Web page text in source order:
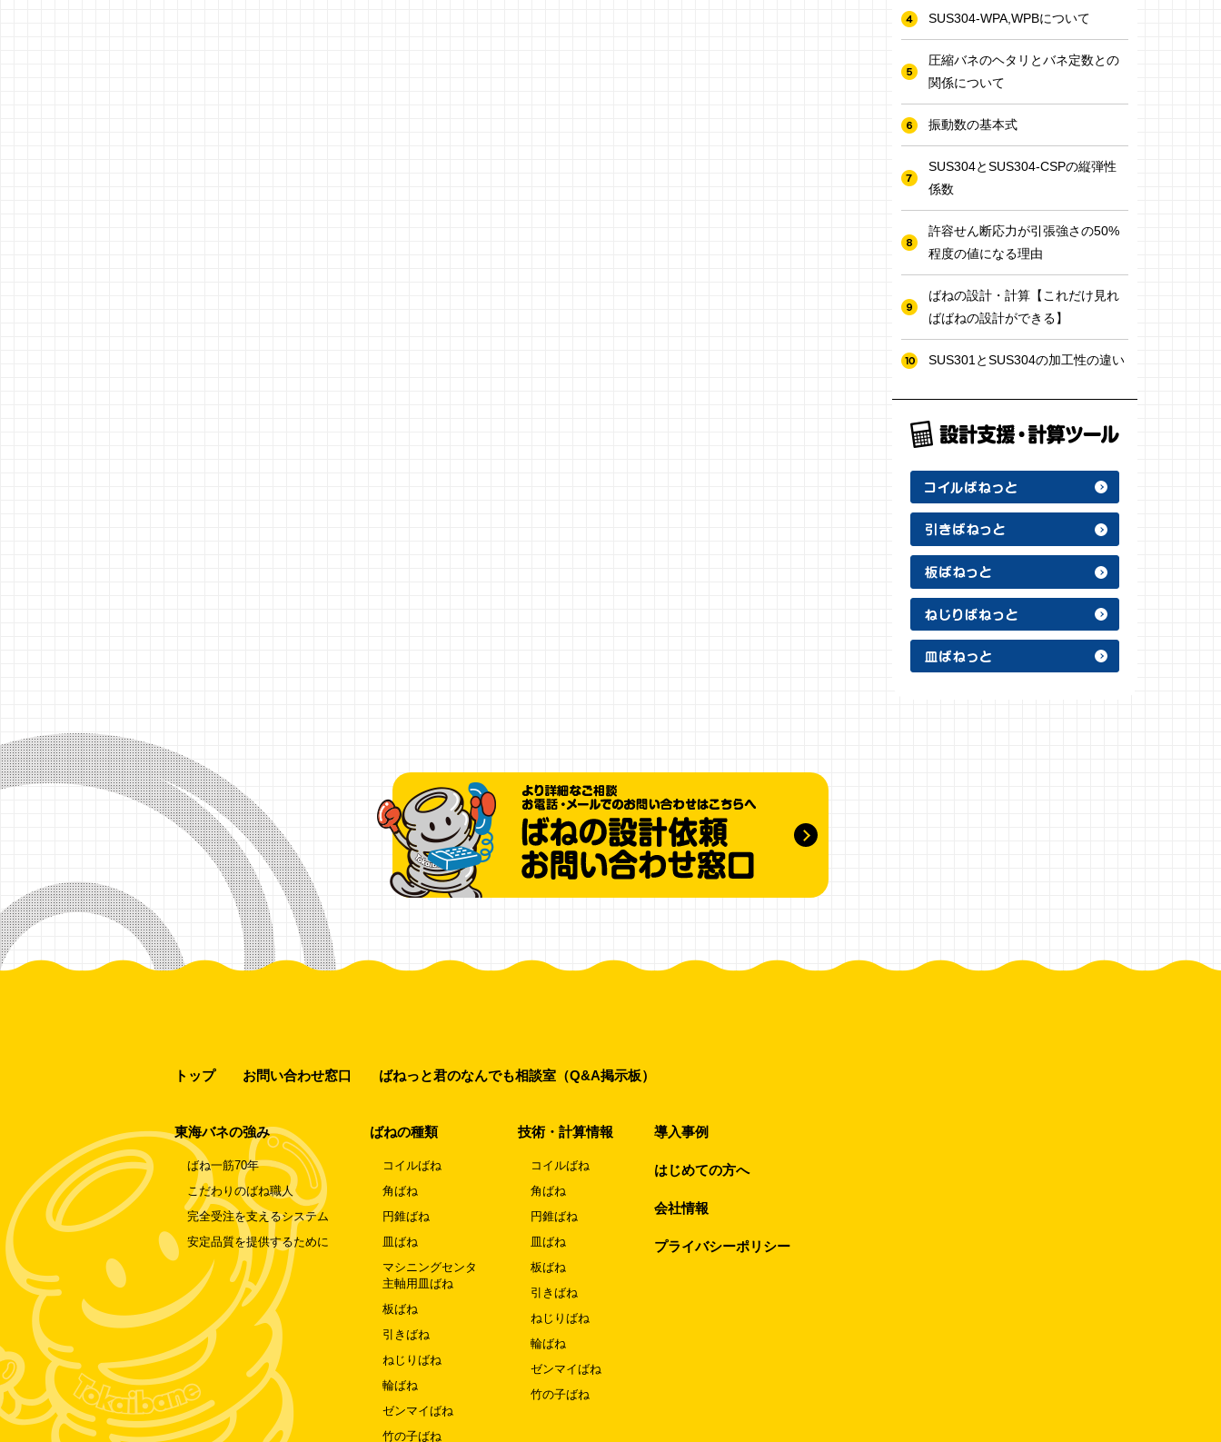
SUS304-WPA,WPBについて
圧縮バネのヘタリとバネ定数との
関係について
振動数の基本式
SUS304とSUS304-CSPの縦弾性
係数
許容せん断応力が引張強さの50%
程度の値になる理由
ばねの設計・計算【これだけ見れ
ばばねの設計ができる】
SUS301とSUS304の加工性の違い
トップ お問い合わせ窓口 ばねっと君のなんでも相談室（Q&A掲示板）
東海バネの強み
ばね一筋70年
こだわりのばね職人
完全受注を支えるシステム
安定品質を提供するために
ばねの種類
コイルばね
角ばね
円錐ばね
皿ばね
マシニングセンタ
主軸用皿ばね
板ばね
引きばね
ねじりばね
輪ばね
ゼンマイばね
竹の子ばね
技術・計算情報
コイルばね
角ばね
円錐ばね
皿ばね
板ばね
引きばね
ねじりばね
輪ばね
ゼンマイばね
竹の子ばね
導入事例
はじめての方へ
会社情報
プライバシーポリシー